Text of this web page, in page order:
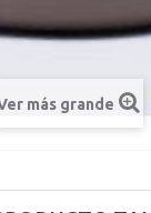
más grande